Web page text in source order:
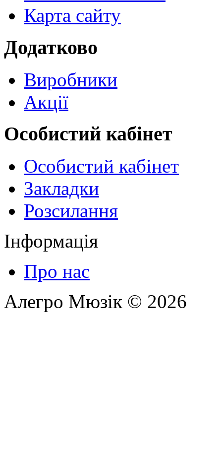
Карта сайту
Додатково
Виробники
Акції
Особистий кабінет
Особистий кабінет
Закладки
Розсилання
Інформація
Про нас
Алегро Мюзік © 2026